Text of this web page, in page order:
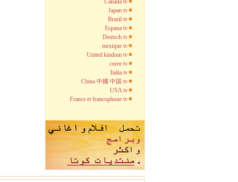
Canada tv
Japan tv
Brazil tv
Espana tv
Deutsch tv
mexique tv
United kindom tv
coree tv
Italia tv
China 中國 中国 tv
USA tv
France et francophone tv